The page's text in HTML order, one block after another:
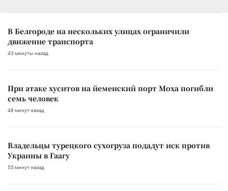
В Белгороде на нескольких улицах ограничили
движение транспорта
43 минуты назад
При атаке хуситов на йеменский порт Моха погибли
семь человек
48 минут назад
Владельцы турецкого сухогруза подадут иск против
Украины в Гаагу
55 минут назад